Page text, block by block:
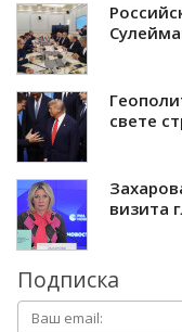
свете
визита
Подписка